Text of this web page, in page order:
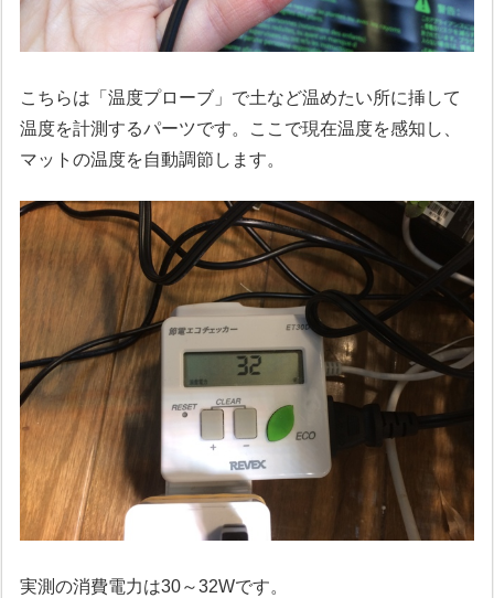
こちらは「温度プローブ」で土など温めたい所に挿して
温度を計測するパーツです。ここで現在温度を感知し、
マットの温度を自動調節します。
実測の消費電力は30～32Wです。